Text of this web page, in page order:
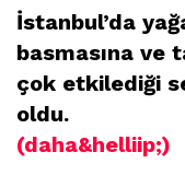
İstanbul’da
basmasına ve
çok etkilediği
oldu.
(daha&helliip;)